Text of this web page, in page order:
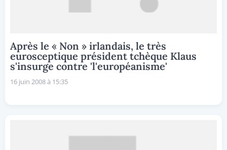
Après le « Non » irlandais, le très
eurosceptique président tchèque Klaus
s'insurge contre 'l'européanisme'
16 juin 2008 à 15:35